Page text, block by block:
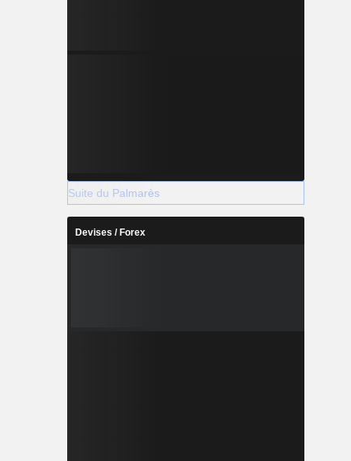
Suite du Palmarès
Devises / Forex